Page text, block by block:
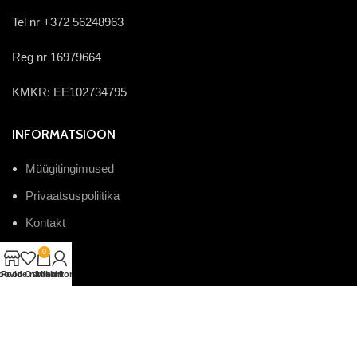
Tel nr +372 56248963
Reg nr 16979664
KMKR: EE102734795
INFORMATSIOON
Müügitingimused
Privaatsuspoliitika
Kontakt
Pood nimekiri
0
Ostukorv
Minu konto